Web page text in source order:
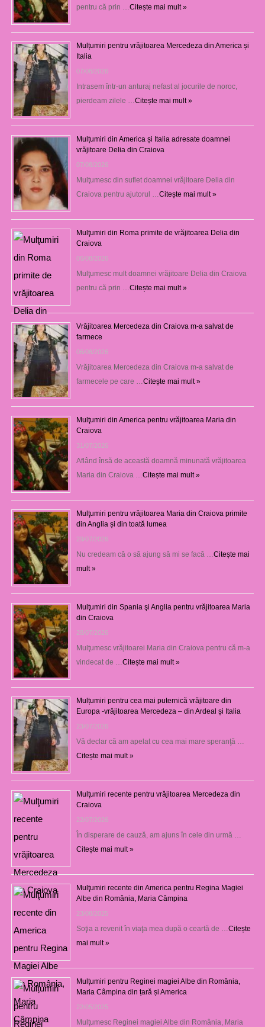
pentru că prin … Citește mai mult »
Mulțumiri pentru vrăjitoarea Mercedeza din America și
Italia
07/08/2026
Intrasem într-un anturaj nefast al jocurile de noroc,
pierdeam zilele … Citește mai mult »
Mulțumiri din America și Italia adresate doamnei
vrăjitoare Delia din Craiova
07/08/2026
Mulţumesc din suflet doamnei vrăjitoare Delia din
Craiova pentru ajutorul … Citește mai mult »
Mulţumiri din Roma primite de vrăjitoarea Delia din
Craiova
06/08/2026
Mulţumesc mult doamnei vrăjitoare Delia din Craiova
pentru că prin … Citește mai mult »
Vrăjitoarea Mercedeza din Craiova m-a salvat de
farmece
06/08/2026
Vrăjitoarea Mercedeza din Craiova m-a salvat de
farmecele pe care … Citește mai mult »
Mulţumiri din America pentru vrăjitoarea Maria din
Craiova
31/07/2026
Aflând însă de această doamnă minunată vrăjitoarea
Maria din Craiova … Citește mai mult »
Mulţumiri pentru vrăjitoarea Maria din Craiova primite
din Anglia și din toată lumea
29/07/2026
Nu credeam că o să ajung să mi se facă … Citește mai
mult »
Mulţumiri din Spania şi Anglia pentru vrăjitoarea Maria
din Craiova
28/07/2026
Mulţumesc vrăjitoarei Maria din Craiova pentru că m-a
vindecat de … Citește mai mult »
Mulțumiri pentru cea mai puternică vrăjitoare din
Europa -vrăjitoarea Mercedeza – din Ardeal și Italia
23/07/2026
Vă declar că am apelat cu cea mai mare speranţă …
Citește mai mult »
Mulţumiri recente pentru vrăjitoarea Mercedeza din
Craiova
22/07/2026
În disperare de cauză, am ajuns în cele din urmă …
Citește mai mult »
Mulţumiri recente din America pentru Regina Magiei
Albe din România, Maria Câmpina
23/08/2025
Soţia a revenit în viaţa mea după o ceartă de … Citește
mai mult »
Mulțumiri pentru Reginei magiei Albe din România,
Maria Câmpina din țară și America
22/05/2025
Mulţumesc Reginei magiei Albe din România, Maria